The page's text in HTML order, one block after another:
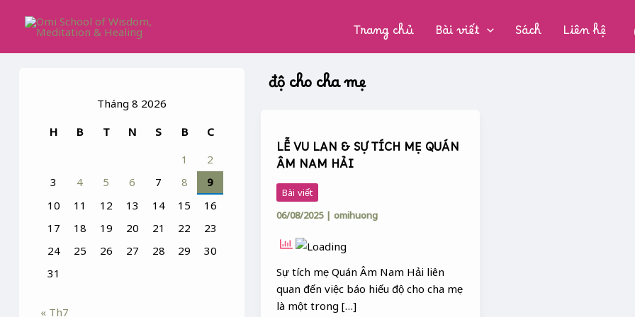
Trang chủ Bài viết Sách Liên hệ
Tháng 8 2026
H
B T N S B
C
1
2
3
4 5 6 7 8
9
10
11 12 13 14 15
16
17
18 19 20 21 22
23
24
25 26 27 28 29
30
31
« Th7
độ cho cha mẹ
LỄ VU LAN & SỰ TÍCH MẸ QUÁN
ÂM NAM HẢI
Bài viết
06/08/2025 |omihuong
Sự tích mẹ Quán Âm Nam Hải liên
quan đến việc báo hiếu độ cho cha mẹ
là một trong […]
VU
LAN
&
SỰ
TÍCH
MẸ
QUÁN
ÂM
NAM
HẢI